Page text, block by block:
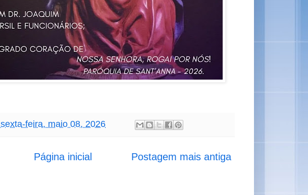
sexta-feira, maio 08, 2026
Postagem mais antiga
Página inicial